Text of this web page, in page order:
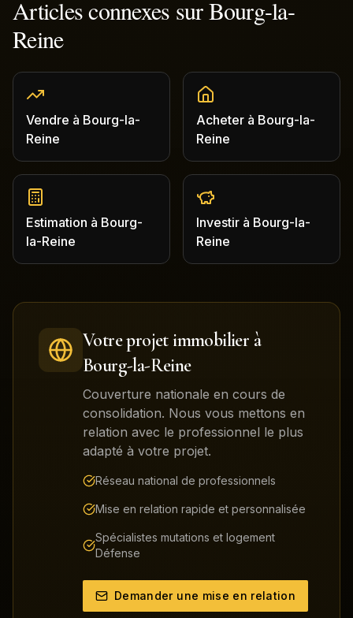
Articles connexes surBourg-la-
Reine
Vendre à Bourg-la-
Reine
Acheter à Bourg-la-
Reine
Estimation à Bourg-
la-Reine
Investir à Bourg-la-
Reine
Votre projet immobilier à
Bourg-la-Reine
Couverture nationale en cours de
consolidation. Nous vous mettons en
relation avec le professionnel le plus
adapté à votre projet.
Réseau national de professionnels
Mise en relation rapide et personnalisée
Spécialistes mutations et logement
Défense
Demander une mise en relation